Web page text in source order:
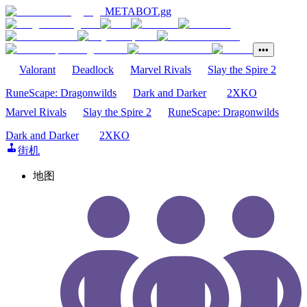
METABOT.gg
•••
Valorant Deadlock Marvel Rivals
Slay the Spire 2
RuneScape: Dragonwilds
Dark and Darker
2XKO
Marvel Rivals
Slay the Spire 2
RuneScape: Dragonwilds
Dark and Darker
2XKO
街机
地图